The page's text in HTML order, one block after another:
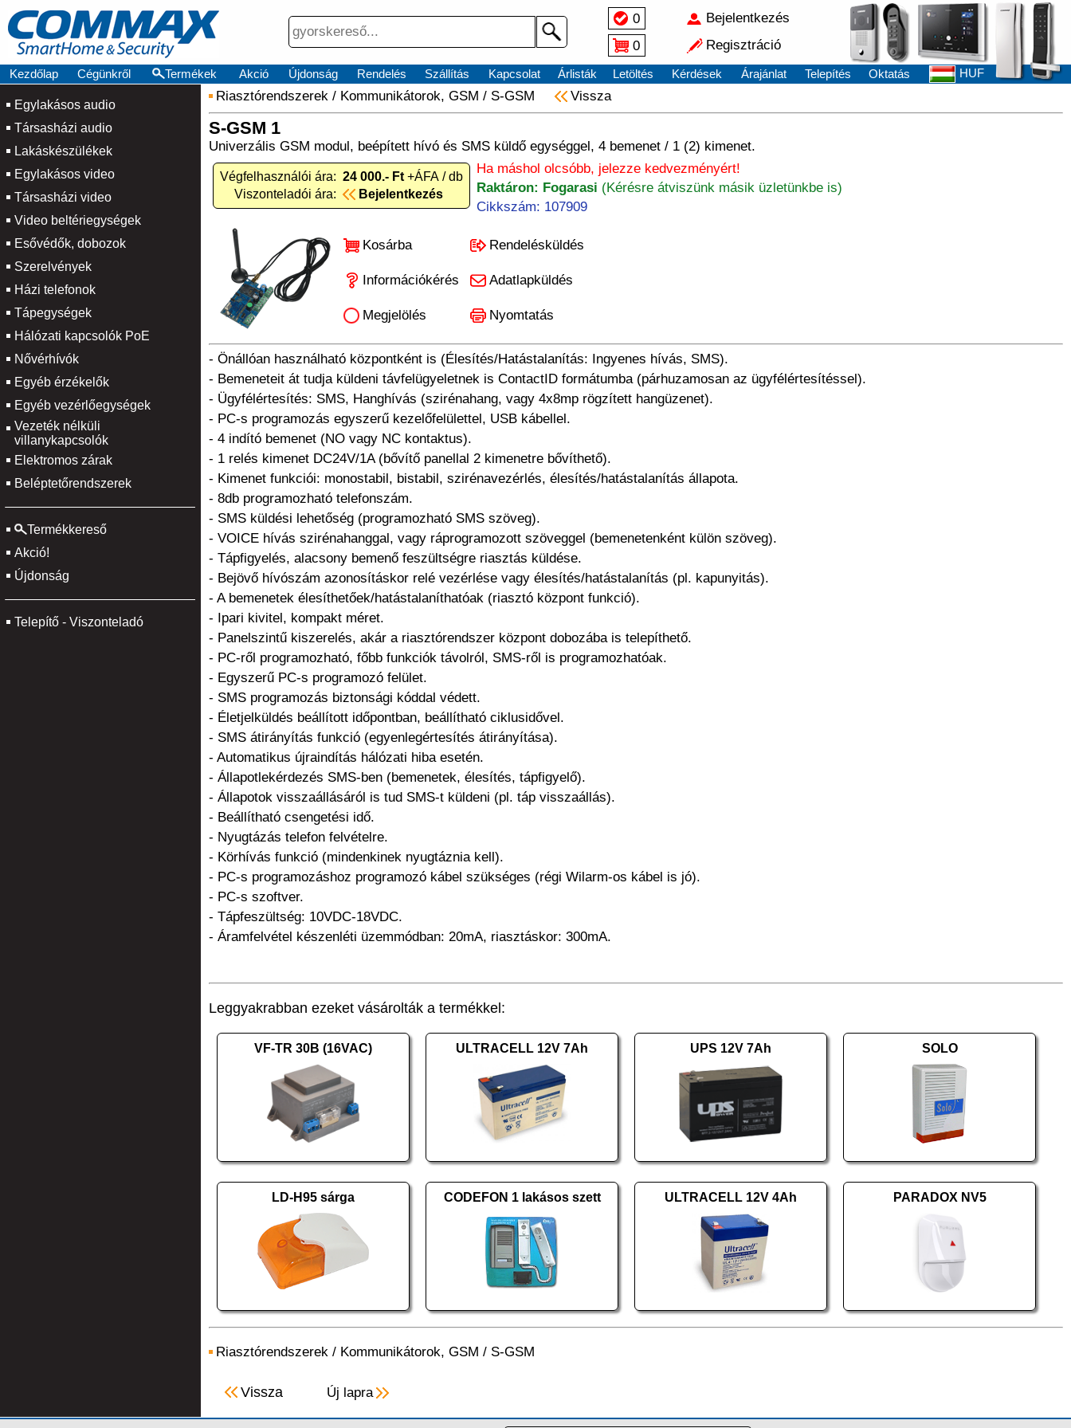
0
0
Bejelentkezés
Regisztráció
Kezdőlap Cégünkről Termékek Akció Újdonság Rendelés Szállítás Kapcsolat Árlisták Letöltés Kérdések Árajánlat Telepítés Oktatás HUF
Egylakásos audio
Társasházi audio
Lakáskészülékek
Egylakásos video
Társasházi video
Video beltériegységek
Esővédők, dobozok
Szerelvények
Házi telefonok
Tápegységek
Hálózati kapcsolók PoE
Nővérhívók
Egyéb érzékelők
Egyéb vezérlőegységek
Vezeték nélküli
villanykapcsolók
Elektromos zárak
Beléptetőrendszerek
Termékkereső
Akció!
Újdonság
Telepítő - Viszonteladó
Riasztórendszerek / Kommunikátorok, GSM / S-GSM Vissza
S-GSM 1
Univerzális GSM modul, beépített hívó és SMS küldő egységgel, 4 bemenet / 1 (2) kimenet.
Végfelhasználói ára: 24 000.- Ft +ÁFA / db
Viszonteladói ára:
Bejelentkezés
Ha máshol olcsóbb, jelezze kedvezményért!
Raktáron: Fogarasi (Kérésre átviszünk másik üzletünkbe is)
Cikkszám: 107909
Kosárba Rendelésküldés
Információkérés Adatlapküldés
Megjelölés Nyomtatás
- Önállóan használható központként is (Élesítés/Hatástalanítás: Ingyenes hívás, SMS).
- Bemeneteit át tudja küldeni távfelügyeletnek is ContactID formátumba (párhuzamosan az ügyfélértesítéssel).
- Ügyfélértesítés: SMS, Hanghívás (szirénahang, vagy 4x8mp rögzített hangüzenet).
- PC-s programozás egyszerű kezelőfelülettel, USB kábellel.
- 4 indító bemenet (NO vagy NC kontaktus).
- 1 relés kimenet DC24V/1A (bővítő panellal 2 kimenetre bővíthető).
- Kimenet funkciói: monostabil, bistabil, szirénavezérlés, élesítés/hatástalanítás állapota.
- 8db programozható telefonszám.
- SMS küldési lehetőség (programozható SMS szöveg).
- VOICE hívás szirénahanggal, vagy ráprogramozott szöveggel (bemenetenként külön szöveg).
- Tápfigyelés, alacsony bemenő feszültségre riasztás küldése.
- Bejövő hívószám azonosításkor relé vezérlése vagy élesítés/hatástalanítás (pl. kapunyitás).
- A bemenetek élesíthetőek/hatástalaníthatóak (riasztó központ funkció).
- Ipari kivitel, kompakt méret.
- Panelszintű kiszerelés, akár a riasztórendszer központ dobozába is telepíthető.
- PC-ről programozható, főbb funkciók távolról, SMS-ről is programozhatóak.
- Egyszerű PC-s programozó felület.
- SMS programozás biztonsági kóddal védett.
- Életjelküldés beállított időpontban, beállítható ciklusidővel.
- SMS átirányítás funkció (egyenlegértesítés átirányítása).
- Automatikus újraindítás hálózati hiba esetén.
- Állapotlekérdezés SMS-ben (bemenetek, élesítés, tápfigyelő).
- Állapotok visszaállásáról is tud SMS-t küldeni (pl. táp visszaállás).
- Beállítható csengetési idő.
- Nyugtázás telefon felvételre.
- Körhívás funkció (mindenkinek nyugtáznia kell).
- PC-s programozáshoz programozó kábel szükséges (régi Wilarm-os kábel is jó).
- PC-s szoftver.
- Tápfeszültség: 10VDC-18VDC.
- Áramfelvétel készenléti üzemmódban: 20mA, riasztáskor: 300mA.
Leggyakrabban ezeket vásárolták a termékkel:
VF-TR 30B (16VAC) ULTRACELL 12V 7Ah UPS 12V 7Ah SOLO
LD-H95 sárga CODEFON 1 lakásos szett ULTRACELL 12V 4Ah PARADOX NV5
Riasztórendszerek / Kommunikátorok, GSM / S-GSM
Vissza Új lapra